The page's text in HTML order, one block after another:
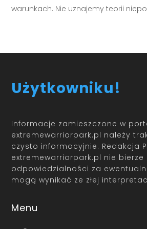
warunkach. Nie uznajemy teorii
Użytkowniku!
Informacje zamieszczone w
extremewarriorpark.pl należy
czysto informacyjnie. Redakcja
extremewarriorpark.pl nie bierze
odpowiedzialności za
mogą wynikać ze złej
Menu